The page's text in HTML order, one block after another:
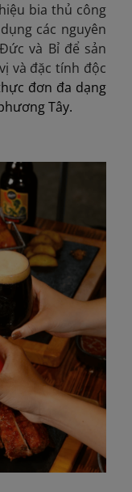
bia thủ công
các nguyên
và Bỉ để sản
và đặc tính độc
đơn đa dạng
Tây.